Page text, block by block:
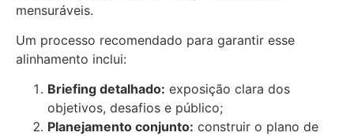
mensuráveis.
Um processo recomendado para garantir esse
alinhamento inclui:
Briefing detalhado: exposição clara dos
objetivos, desafios e público;
Planejamento conjunto: construir o plano de